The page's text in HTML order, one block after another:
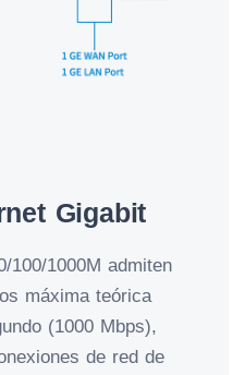
Gigabit
100/1000M admiten
máxima teórica
(1000 Mbps),
de red de